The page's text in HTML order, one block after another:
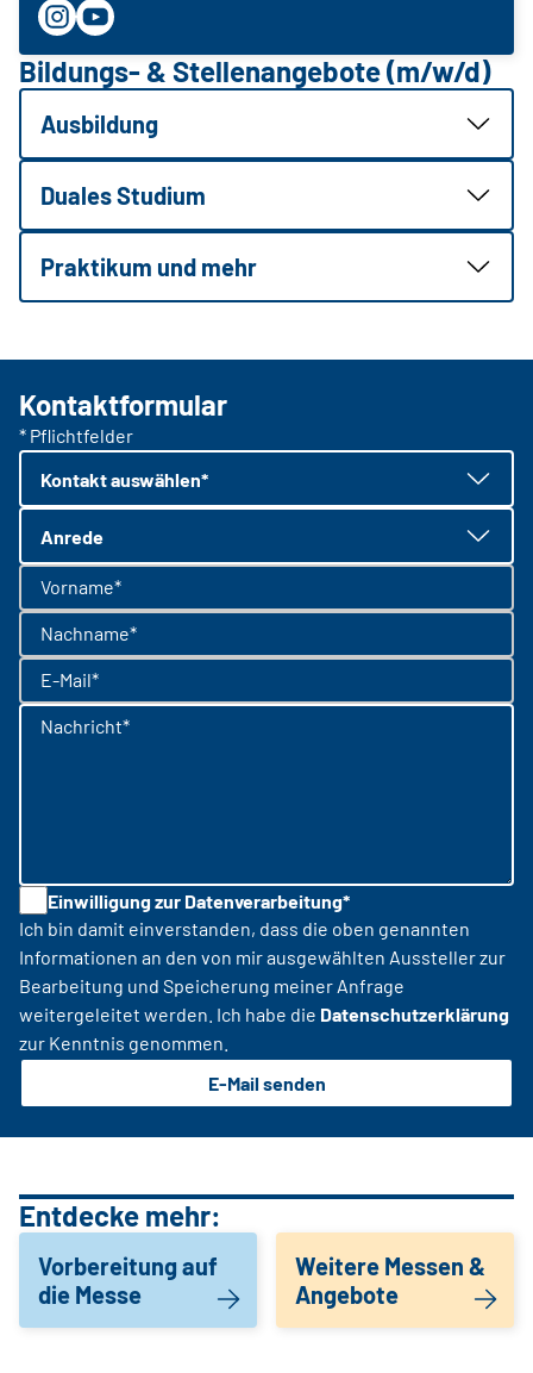
Bildungs- & Stellenangebote (m/w/d)
Ausbildung
Duales Studium
Praktikum und mehr
Kontaktformular
* Pflichtfelder
Kontakt auswählen*
Anrede
Vorname*
Nachname*
E-Mail*
Nachricht*
Einwilligung zur Datenverarbeitung*
Ich bin damit einverstanden, dass die oben genannten
Informationen an den von mir ausgewählten Aussteller zur
Bearbeitung und Speicherung meiner Anfrage
weitergeleitet werden. Ich habe die Datenschutzerklärung
zur Kenntnis genommen.
E-Mail senden
Entdecke mehr:
Vorbereitung auf
die Messe
Weitere Messen &
Angebote